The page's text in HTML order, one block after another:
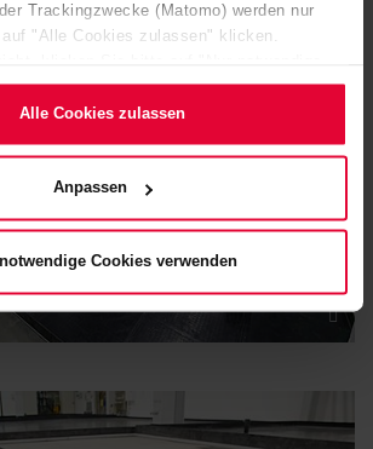
Trackingzwecke (Matomo) werden nur
"Alle Cookies zulassen" klicken.
Mehr dazu (einschließlich der Möglichkeit,
zu ändern oder zu widerrufen)
.
Alle Cookies zulassen
Anpassen
Cookies verwenden